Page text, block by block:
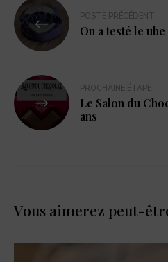
POSTE PRÉCÉDENT
On a testé le
PROCHAINE ÉTAPE
Le Salon du
ans
Vous aimerez peut-